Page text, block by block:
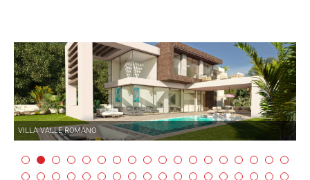
VILLA VALLE ROMANO